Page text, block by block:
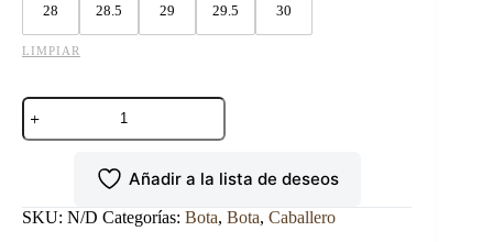
28 28.5 29 29.5 30
LIMPIAR
BOTA
RODEO
EN
PITÓN
Añadir a la lista de deseos
SKU: N/D Categorías: Bota, Bota, Caballero